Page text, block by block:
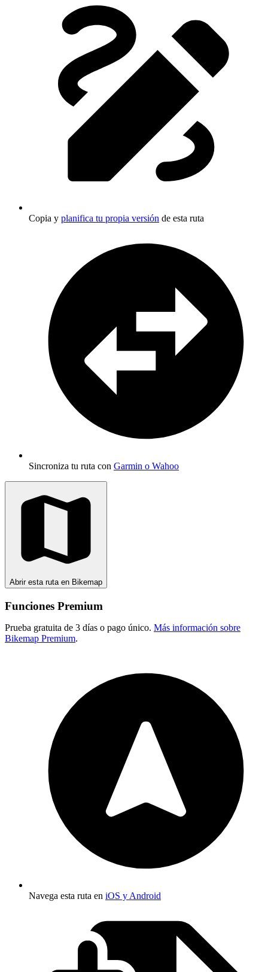
Copia y planifica tu propia versión de esta ruta
Sincroniza tu ruta con Garmin o Wahoo
Abrir esta ruta en Bikemap
Funciones Premium
Prueba gratuita de 3 días o pago único. Más información sobre
Bikemap Premium.
Navega esta ruta en iOS y Android